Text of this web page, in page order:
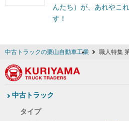
んたち）が、あれやこ
す！
中古トラックの栗山自動車工業 職人特集
中古トラック
タイプ